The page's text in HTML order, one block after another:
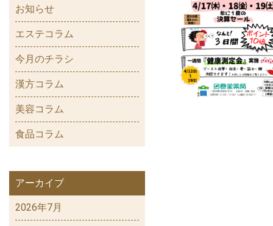
お知らせ
エステコラム
今月のチラシ
漢方コラム
美容コラム
食品コラム
アーカイブ
2026年7月